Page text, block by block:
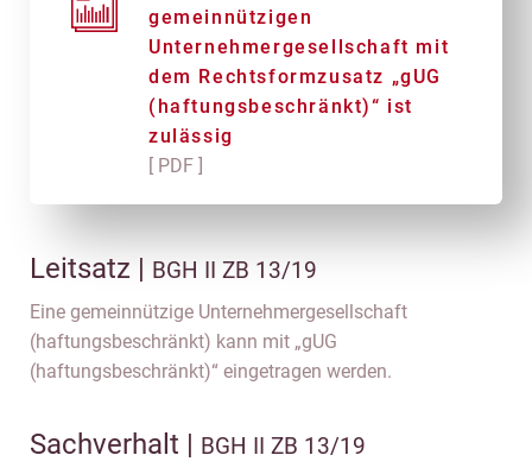
gemeinnützigen
Unternehmergesellschaft mit
dem Rechtsformzusatz „gUG
(haftungsbeschränkt)“ ist
zulässig
[ PDF ]
Leitsatz | BGH II ZB 13/19
Eine gemeinnützige Unternehmergesellschaft
(haftungsbeschränkt) kann mit „gUG
(haftungsbeschränkt)“ eingetragen werden.
Sachverhalt | BGH II ZB 13/19